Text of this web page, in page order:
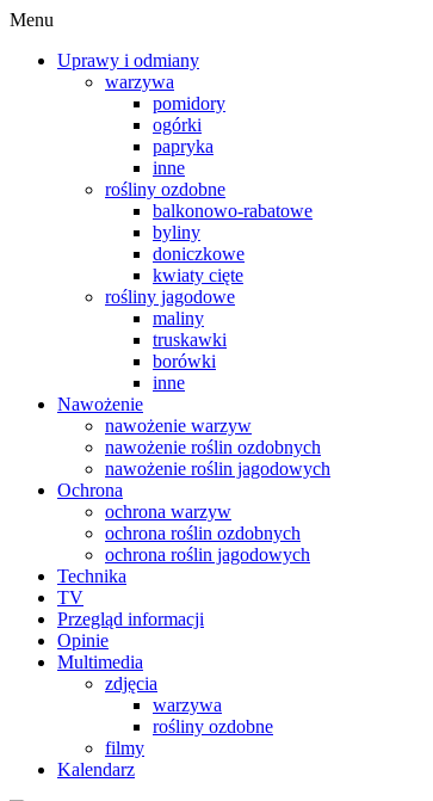
Menu
Uprawy i odmiany
warzywa
pomidory
ogórki
papryka
inne
rośliny ozdobne
balkonowo-rabatowe
byliny
doniczkowe
kwiaty cięte
rośliny jagodowe
maliny
truskawki
borówki
inne
Nawożenie
nawożenie warzyw
nawożenie roślin ozdobnych
nawożenie roślin jagodowych
Ochrona
ochrona warzyw
ochrona roślin ozdobnych
ochrona roślin jagodowych
Technika
TV
Przegląd informacji
Opinie
Multimedia
zdjęcia
warzywa
rośliny ozdobne
filmy
Kalendarz